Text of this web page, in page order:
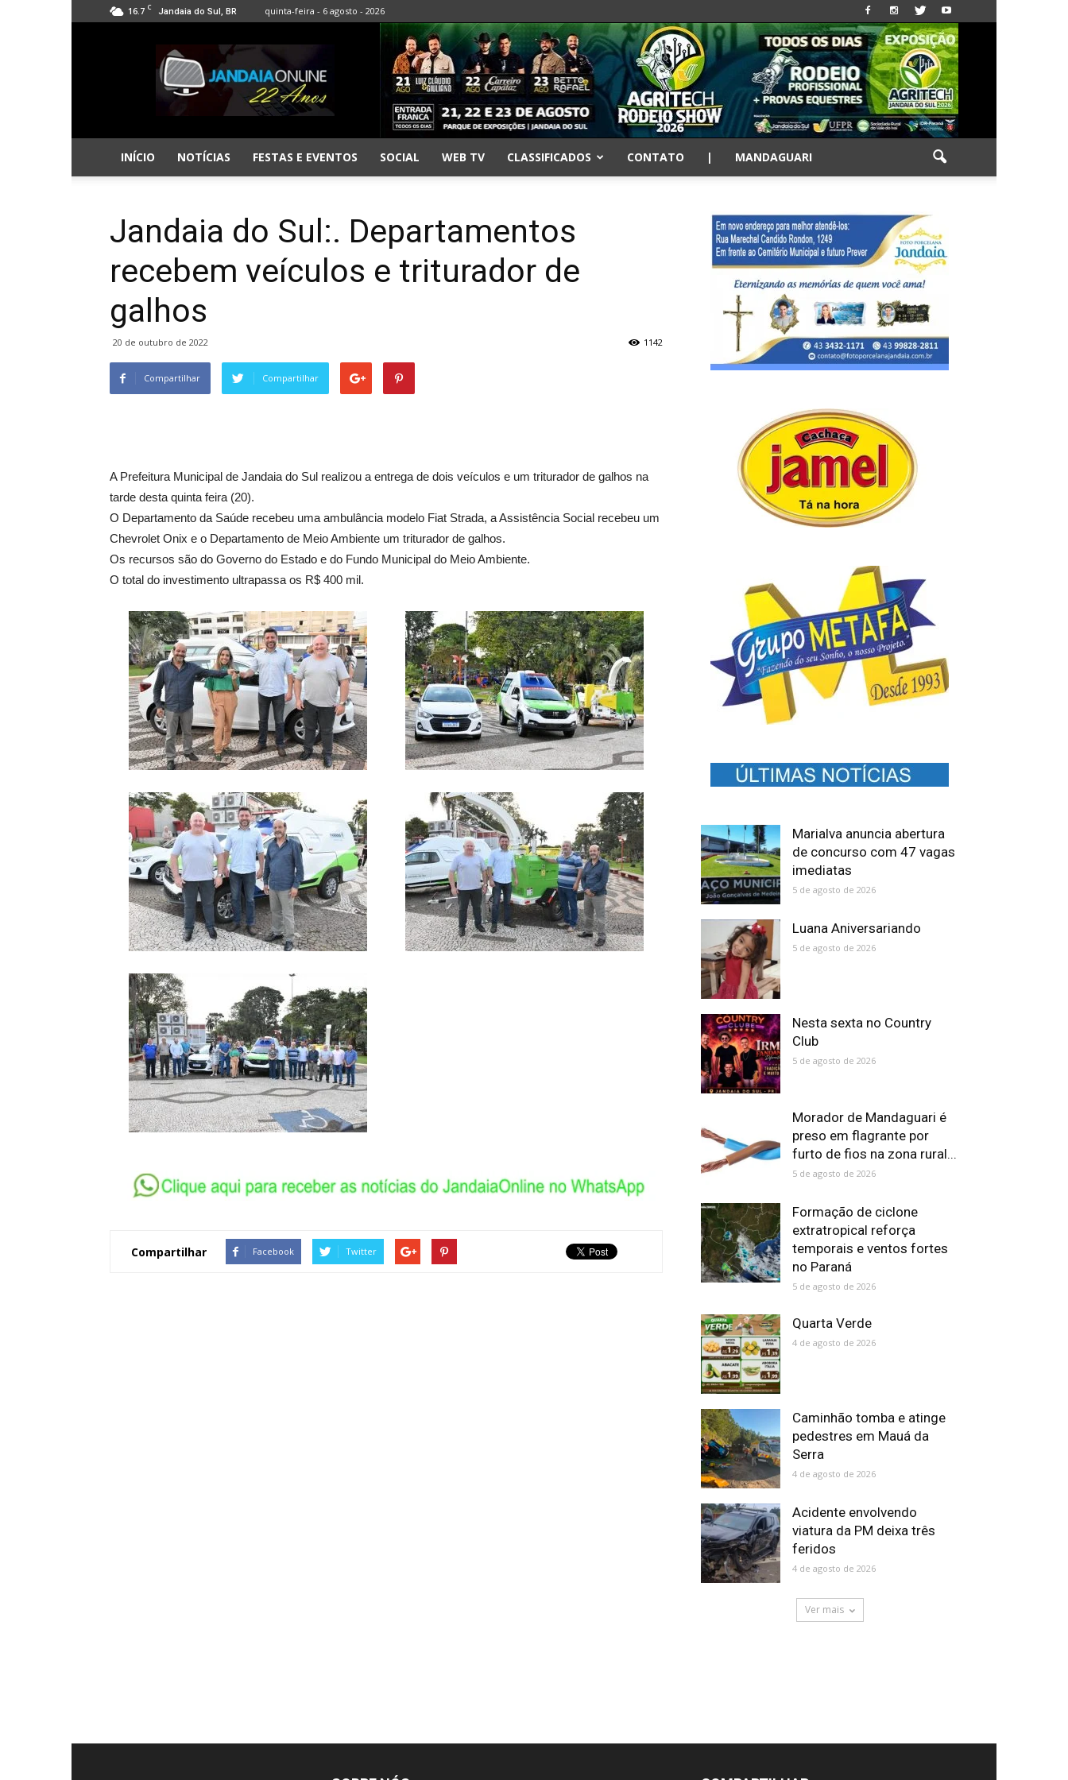
16.7 C Jandaia do Sul, BR quinta-feira - 6 agosto - 2026
Jandaia
Online
INÍCIO NOTÍCIAS FESTAS E EVENTOS SOCIAL WEB TV CLASSIFICADOS CONTATO | MANDAGUARI
Jandaia do Sul:. Departamentos
recebem veículos e triturador de
galhos
20 de outubro de 2022 1142
Compartilhar Compartilhar
A Prefeitura Municipal de Jandaia do Sul realizou a entrega de dois veículos e um triturador de galhos na
tarde desta quinta feira (20).
O Departamento da Saúde recebeu uma ambulância modelo Fiat Strada, a Assistência Social recebeu um
Chevrolet Onix e o Departamento de Meio Ambiente um triturador de galhos.
Os recursos são do Governo do Estado e do Fundo Municipal do Meio Ambiente.
O total do investimento ultrapassa os R$ 400 mil.
Compartilhar Facebook Twitter
Marialva anuncia abertura
de concurso com 47 vagas
imediatas
5 de agosto de 2026
Luana Aniversariando
5 de agosto de 2026
Nesta sexta no Country
Club
5 de agosto de 2026
Morador de Mandaguari é
preso em flagrante por
furto de fios na zona rural...
5 de agosto de 2026
Formação de ciclone
extratropical reforça
temporais e ventos fortes
no Paraná
5 de agosto de 2026
Quarta Verde
4 de agosto de 2026
Caminhão tomba e atinge
pedestres em Mauá da
Serra
4 de agosto de 2026
Acidente envolvendo
viatura da PM deixa três
feridos
4 de agosto de 2026
Ver mais